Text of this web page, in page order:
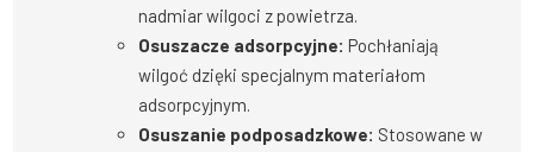
nadmiar wilgoci z powietrza.
Osuszacze adsorpcyjne: Pochłaniają
wilgoć dzięki specjalnym materiałom
adsorpcyjnym.
Osuszanie podposadzkowe: Stosowane w